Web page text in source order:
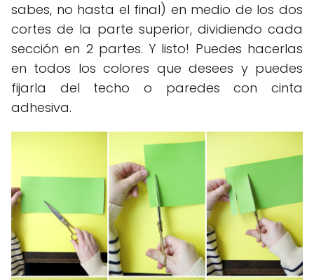
sabes, no hasta el final) en medio de los dos
cortes de la parte superior, dividiendo cada
sección en 2 partes. Y listo! Puedes hacerlas
en todos los colores que desees y puedes
fijarla del techo o paredes con cinta
adhesiva.